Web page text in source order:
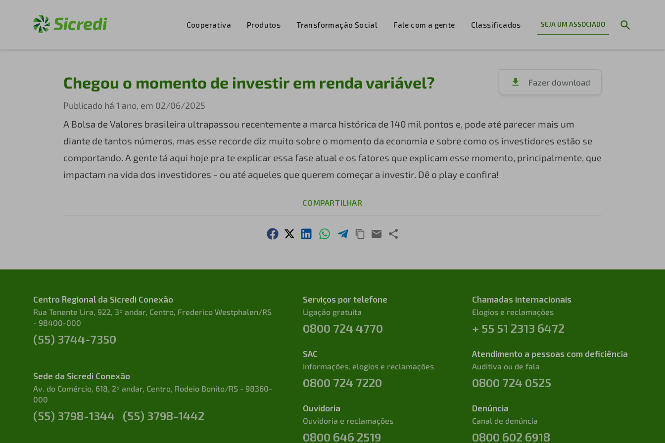
Cooperativa Produtos Transformação Social Fale com a gente Classificados SEJA UM ASSOCIADO
Chegou o momento de investir em renda variável? Fazer download
Publicado há 1 ano, em 02/06/2025
A Bolsa de Valores brasileira ultrapassou recentemente a marca histórica de 140 mil pontos e, pode até parecer mais um
diante de tantos números, mas esse recorde diz muito sobre o momento da economia e sobre como os investidores estão se
comportando. A gente tá aqui hoje pra te explicar essa fase atual e os fatores que explicam esse momento, principalmente, que
impactam na vida dos investidores - ou até aqueles que querem começar a investir. Dê o play e confira!
COMPARTILHAR
Centro Regional da Sicredi Conexão
Rua Tenente Lira, 922, 3º andar, Centro, Frederico Westphalen/RS
- 98400-000
(55) 3744-7350
Sede da Sicredi Conexão
Av. do Comércio, 618, 2º andar, Centro, Rodeio Bonito/RS - 98360-
000
(55) 3798-1344 (55) 3798-1442
Serviços por telefone
Ligação gratuita
0800 724 4770
Chamadas internacionais
Elogios e reclamações
+ 55 51 2313 6472
SAC
Informações, elogios e reclamações
0800 724 7220
Atendimento a pessoas com deficiência
Auditiva ou de fala
0800 724 0525
Ouvidoria
Ouvidoria e reclamações
0800 646 2519
Denúncia
Canal de denúncia
0800 602 6918